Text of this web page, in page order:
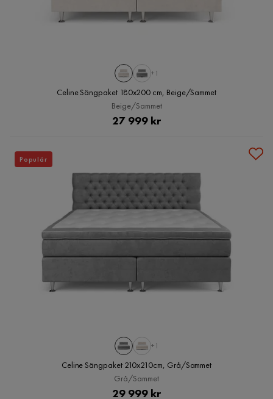
+1
Celine Sängpaket 180x200 cm, Beige/Sammet
Beige/Sammet
Pris
27 999 kr
+1
Celine Sängpaket 210x210cm, Grå/Sammet
Grå/Sammet
Pris
29 999 kr
Populär